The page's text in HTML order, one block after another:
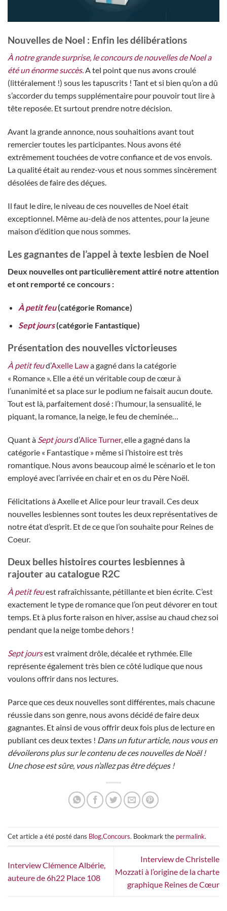
Nouvelles de Noel : Enfin les délibérations
À notre grande surprise, le concours de nouvelles de Noel a
été un énorme succès.A tel point que nus avons croulé
(littéralement !) sous les tapuscrits ! Tant et si bien qu’on a dû
s’accorder du temps supplémentaire pour pouvoir tout lire à
tête reposée. Et surtout prendre notre décision.
Avant la grande annonce, nous souhaitions avant tout
remercier toutes les participantes. Nous avons été
extrêmement touchées de votre confiance et de vos envois.
La qualité était au rendez-vous et nous sommes sincèrement
désolées de faire des déçues.
Il faut le dire, le niveau de ces nouvelles de Noel était
exceptionnel. Même au-delà de nos attentes, pour la jeune
maison d’édition que nous sommes.
Les gagnantes de l’appel à texte lesbien de Noel
Deux nouvelles ont particulièrement attiré notre attention
et ont remporté ce concours :
À petit feu(catégorie Romance)
Sept jours(catégorie Fantastique)
Présentation des nouvelles victorieuses
À petit feud’Axelle Lawa gagné dans la catégorie
« Romance ». Elle a été un véritable coup de cœur à
l’unanimité et sa place sur le podium ne faisait aucun doute.
Tout est là, parfaitement dosé : l’humour, la sensualité, le
piquant, la romance, la neige, le feu de cheminée…
Quant à Sept joursd’Alice Turner, elle a gagné dans la
catégorie « Fantastique » même si l’histoire est très
romantique. Nous avons beaucoup aimé le scénario et le ton
employé avec l’arrivée en chair et en os du Père Noël.
Félicitations à Axelle et Alice pour leur travail. Ces deux
nouvelles lesbiennes sont toutes les deux représentatives de
notre état d’esprit. Et de ce que l’on souhaite pour Reines de
Coeur.
Deux belles histoires courtes lesbiennes à
rajouter au catalogue R2C
À petit feuest rafraîchissante, pétillante et bien écrite. C’est
exactement le type de romance que l’on peut dévorer en tout
temps. Et à plus forte raison en hiver, assise au chaud chez soi
pendant que la neige tombe dehors !
Sept joursest vraiment drôle, décalée et rythmée. Elle
représente également très bien ce côté ludique que nous
voulons offrir dans nos lectures.
Parce que ces deux nouvelles sont différentes, mais chacune
réussie dans son genre, nous avons décidé de faire deux
gagnantes. Et ainsi de vous offrir deux fois plus de lecture en
publiant ces deux textes ! Dans un futur article, nous vous en
dévoilerons plus sur le contenu de ces nouvelles de Noël !
Une chose est sûre, vous n’allez pas être déçues !
Cet article a été posté dans Blog,Concours. Bookmark the permalink.
Interview Clémence Albérie,
auteure de 6h22 Place 108
Interview de Christelle
Mozzati à l’origine de la charte
graphique Reines de Cœur